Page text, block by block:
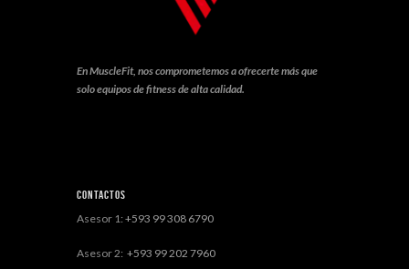
En MuscleFit, nos comprometemos a ofrecerte más que
solo equipos de fitness de alta calidad.
Contactos
Asesor 1: +593 99 308 6790
Asesor 2: +593 99 202 7960